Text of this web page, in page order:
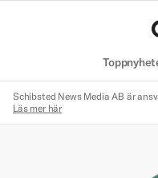
Schibsted News Media AB är
Läs mer här